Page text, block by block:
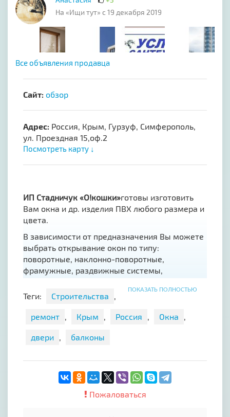
На «Ищи тут» с 19 декабря 2019
Все объявления продавца
Сайт: обзор
Адрес: Россия, Крым, Гурзуф, Симферополь,
ул. Проездная 15,оф.2
Посмотреть карту ↓
ИП Стадничук «О!кошки»готовы изготовить
Вам окна и др. изделия ПВХ любого размера и
цвета.
В зависимости от предназначения Вы можете
выбрать открывание окон по типу:
поворотные, наклонно-поворотные,
фрамужные, раздвижные системы,
Мы предлагаем различные трех-, четырех - и
профиля Shontech, Cityluxe, Wintech, KBE и
надежной фурнитуры Vorne, Axor, Maco.
телефонном режиме рассчитаем Вам
стоимость окон, дверей, балконов и пр. по
Вашим размерам. Замер и доставка
ПОКАЗАТЬ ПОЛНОСТЬЮ
Теги: Строительства ,
ремонт , Крым , Россия , Окна ,
двери , балконы
Пожаловаться